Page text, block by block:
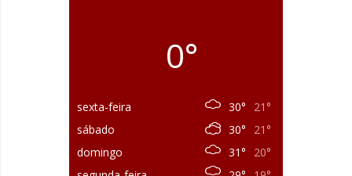
0°
sexta-feira 30°
21°
sábado
30°
21°
domingo
31°
20°